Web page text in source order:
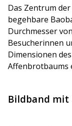
Das Zentrum
begehbare
Durchmesser
Besucherinnen
Dimensionen
Affenbrotbaums
Bildband mit